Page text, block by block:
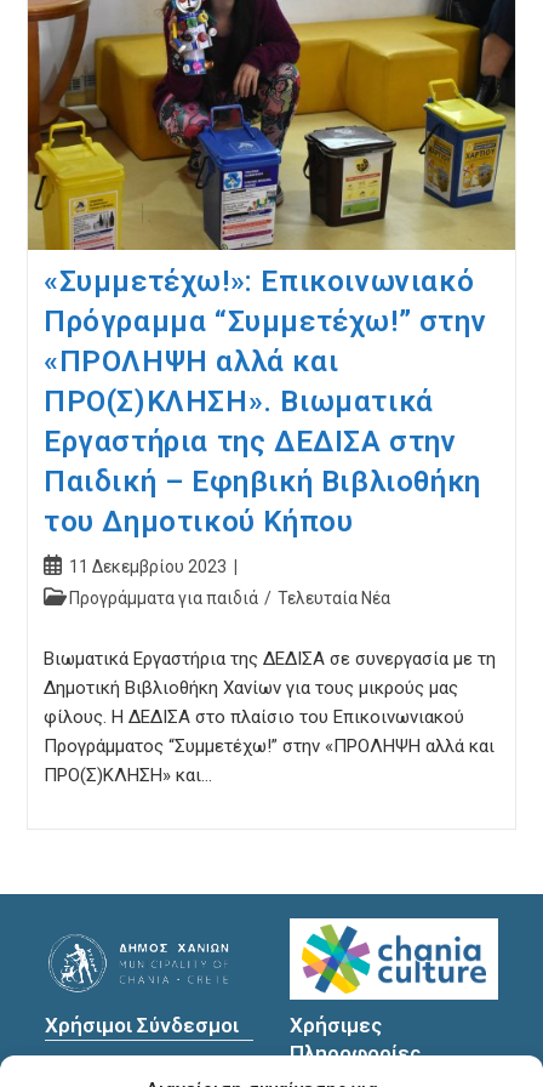
«Συμμετέχω!»: Επικοινωνιακό
Πρόγραμμα “Συμμετέχω!” στην
«ΠΡΟΛΗΨΗ αλλά και
ΠΡΟ(Σ)ΚΛΗΣΗ». Βιωματικά
Εργαστήρια της ΔΕΔΙΣΑ στην
Παιδική – Εφηβική Βιβλιοθήκη
του Δημοτικού Κήπου
Post
published:
11 Δεκεμβρίου 2023
PostΠρογράμματα για παιδιά / Τελευταία Νέα
Βιωματικά Εργαστήρια της ΔΕΔΙΣΑ σε συνεργασία με τη
Δημοτική Βιβλιοθήκη Χανίων για τους μικρούς μας
φίλους. Η ΔΕΔΙΣΑ στο πλαίσιο του Επικοινωνιακού
Προγράμματος “Συμμετέχω!” στην «ΠΡΟΛΗΨΗ αλλά και
ΠΡΟ(Σ)ΚΛΗΣΗ» και…
Χρήσιμοι Σύνδεσμοι
Χρήσιμες
Πληροφορίες